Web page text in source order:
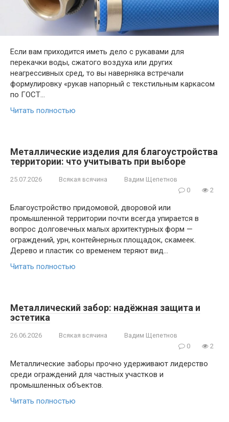
Если вам приходится иметь дело с рукавами для
перекачки воды, сжатого воздуха или других
неагрессивных сред, то вы наверняка встречали
формулировку «рукав напорный с текстильным каркасом
по ГОСТ…
Читать полностью
Металлические изделия для благоустройства
территории: что учитывать при выборе
25.07.2026 Всякая всячина
Вадим Щепетнов
0
2
Благоустройство придомовой, дворовой или
промышленной территории почти всегда упирается в
вопрос долговечных малых архитектурных форм —
ограждений, урн, контейнерных площадок, скамеек.
Дерево и пластик со временем теряют вид…
Читать полностью
Металлический забор: надёжная защита и
эстетика
26.06.2026 Всякая всячина
Вадим Щепетнов
0
2
Металлические заборы прочно удерживают лидерство
среди ограждений для частных участков и
промышленных объектов.
Читать полностью